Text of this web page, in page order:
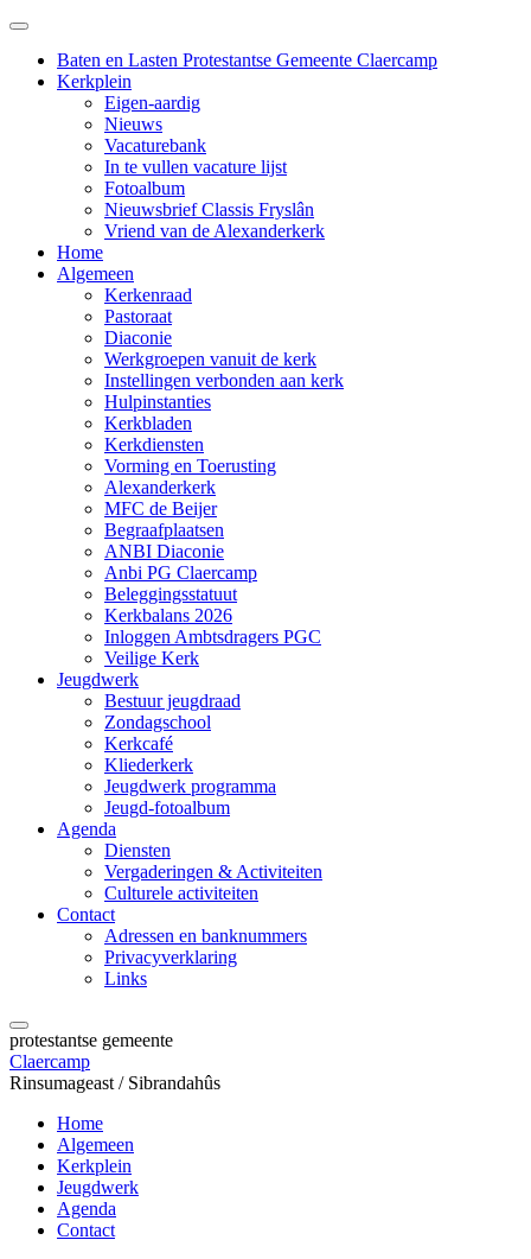
Baten en Lasten Protestantse Gemeente Claercamp
Kerkplein
Eigen-aardig
Nieuws
Vacaturebank
In te vullen vacature lijst
Fotoalbum
Nieuwsbrief Classis Fryslân
Vriend van de Alexanderkerk
Home
Algemeen
Kerkenraad
Pastoraat
Diaconie
Werkgroepen vanuit de kerk
Instellingen verbonden aan kerk
Hulpinstanties
Kerkbladen
Kerkdiensten
Vorming en Toerusting
Alexanderkerk
MFC de Beijer
Begraafplaatsen
ANBI Diaconie
Anbi PG Claercamp
Beleggingsstatuut
Kerkbalans 2026
Inloggen Ambtsdragers PGC
Veilige Kerk
Jeugdwerk
Bestuur jeugdraad
Zondagschool
Kerkcafé
Kliederkerk
Jeugdwerk programma
Jeugd-fotoalbum
Agenda
Diensten
Vergaderingen & Activiteiten
Culturele activiteiten
Contact
Adressen en banknummers
Privacyverklaring
Links
protestantse gemeente
Claercamp
Rinsumageast / Sibrandahûs
Home
Algemeen
Kerkplein
Jeugdwerk
Agenda
Contact